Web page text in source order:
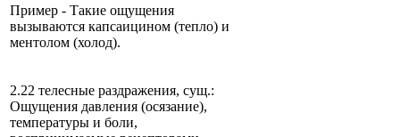
Пример - Такие ощущения
вызываются капсаицином (тепло) и
ментолом (холод).
2.22 телесные раздражения, сущ.:
Ощущения давления (осязание),
температуры и боли,